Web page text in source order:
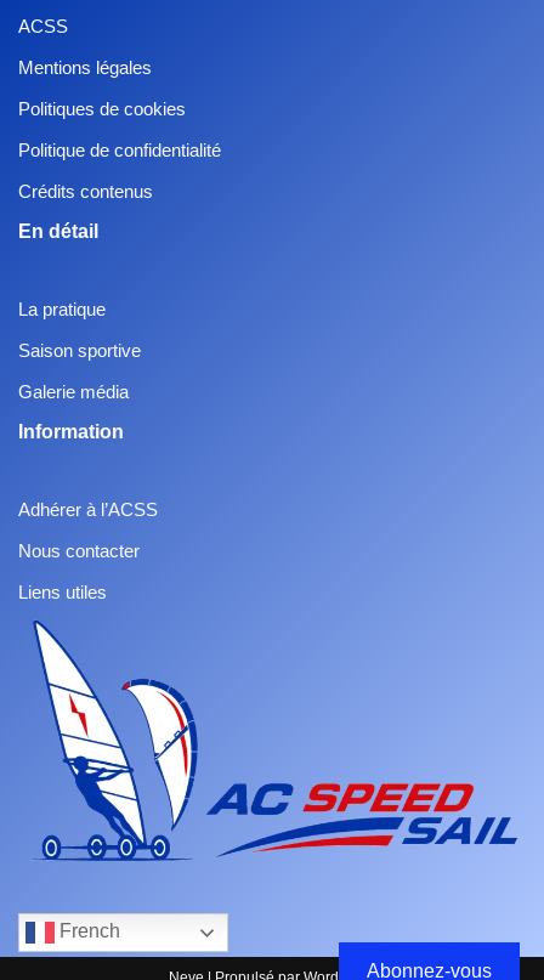
ACSS
Mentions légales
Politiques de cookies
Politique de confidentialité
Crédits contenus
En détail
La pratique
Saison sportive
Galerie média
Information
Adhérer à l’ACSS
Nous contacter
Liens utiles
French
Abonnez-vous